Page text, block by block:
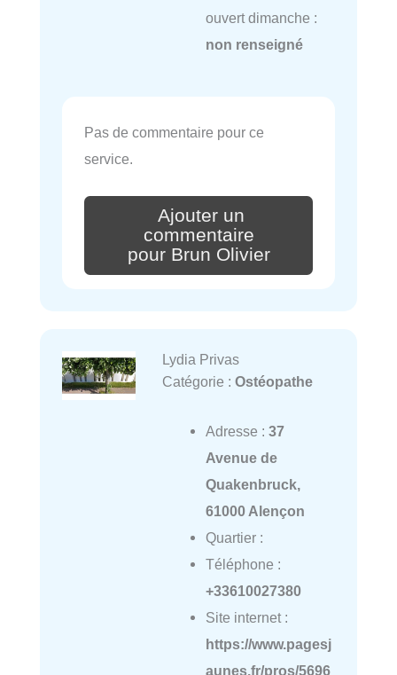
ouvert dimanche :
non renseigné
Pas de commentaire pour ce
service.
Ajouter un
commentaire
pour Brun Olivier
Lydia Privas
Catégorie : Ostéopathe
Adresse : 37
Avenue de
Quakenbruck,
61000 Alençon
Quartier :
Téléphone :
+33610027380
Site internet :
https://www.pagesj
aunes.fr/pros/5696